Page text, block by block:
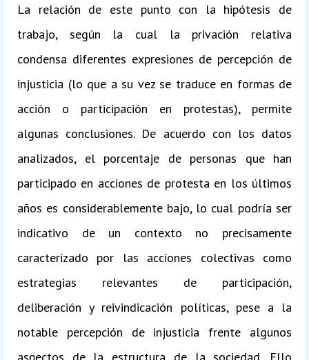
La relación de este punto con la hipótesis de
trabajo, según la cual la privación relativa
condensa diferentes expresiones de percepción de
injusticia (lo que a su vez se traduce en formas de
acción o participación en protestas), permite
algunas conclusiones. De acuerdo con los datos
analizados, el porcentaje de personas que han
participado en acciones de protesta en los últimos
años es considerablemente bajo, lo cual podría ser
indicativo de un contexto no precisamente
caracterizado por las acciones colectivas como
estrategias relevantes de participación,
deliberación y reivindicación políticas, pese a la
notable percepción de injusticia frente algunos